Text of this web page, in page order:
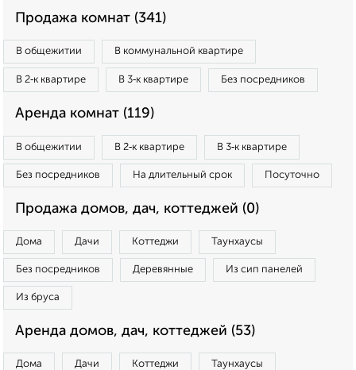
Продажа комнат (341)
В общежитии В коммунальной квартире
В 2‑к квартире В 3‑к квартире Без посредников
Аренда комнат (119)
В общежитии В 2‑к квартире В 3‑к квартире
Без посредников На длительный срок Посуточно
Продажа домов, дач, коттеджей (0)
Дома Дачи Коттеджи Таунхаусы
Без посредников Деревянные Из сип панелей
Из бруса
Аренда домов, дач, коттеджей (53)
Дома Дачи Коттеджи Таунхаусы